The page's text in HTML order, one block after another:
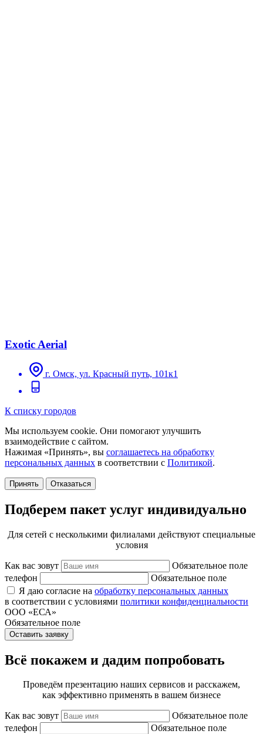
Exotic Aerial
г. Омск, ул. Красный путь, 101к1
К списку городов
Мы используем cookie. Они помогают улучшить
взаимодействие с сайтом.
Нажимая «Принять», вы соглашаетесь на обработку
персональных данных в соответствии с Политикой.
Принять Отказаться
Подберем пакет услуг индивидуально
Для сетей с несколькими филиалами действуют специальные
условия
Как вас зовут
Обязательное поле
телефон
Обязательное поле
Я даю согласие на обработку персональных данных
в соответствии с условиями политики конфиденциальности
ООО «ЕСА»
Обязательное поле
Оставить заявку
Всё покажем и дадим попробовать
Проведём презентацию наших сервисов и расскажем,
как эффективно применять в вашем бизнесе
Как вас зовут
Обязательное поле
телефон
Обязательное поле